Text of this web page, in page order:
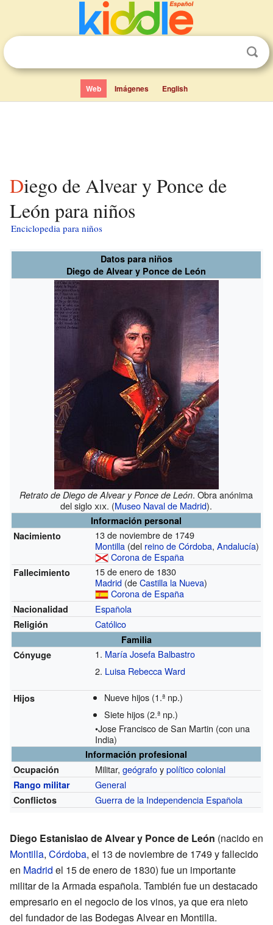
Web Imágenes English
Diego de Alvear y Ponce de
León para niños
Enciclopedia para niños
Datos para niños
Diego de Alvear y Ponce de León
Retrato de Diego de Alvear y Ponce de León. Obra anónima
del sigloxix. (Museo Naval de Madrid).
Información personal
Nacimiento
13 de noviembre de 1749
Montilla (del reino de Córdoba,Andalucía)
Corona de España
Fallecimiento
15 de enero de 1830
Madrid (deCastilla la Nueva)
Corona de España
Nacionalidad Española
Religión Católico
Familia
Cónyuge
María Josefa Balbastro
Luisa Rebecca Ward
Hijos Nueve hijos (1.ª np.)
Siete hijos (2.ª np.)
•Jose Francisco de San Martin (con una
India)
Información profesional
Ocupación
Militar,geógrafoypolíticocolonial
Rango militar General
Conflictos Guerra de la Independencia Española
Diego Estanislao de Alvear y Ponce de León (nacido en
Montilla, Córdoba, el 13 de noviembre de 1749 y fallecido
en Madrid el 15 de enero de 1830) fue un importante
militar de la Armada española. También fue un destacado
empresario en el negocio de los vinos, ya que era nieto
del fundador de las Bodegas Alvear en Montilla.